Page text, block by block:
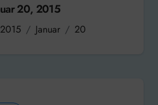
20, 2015
2015 Januar 20